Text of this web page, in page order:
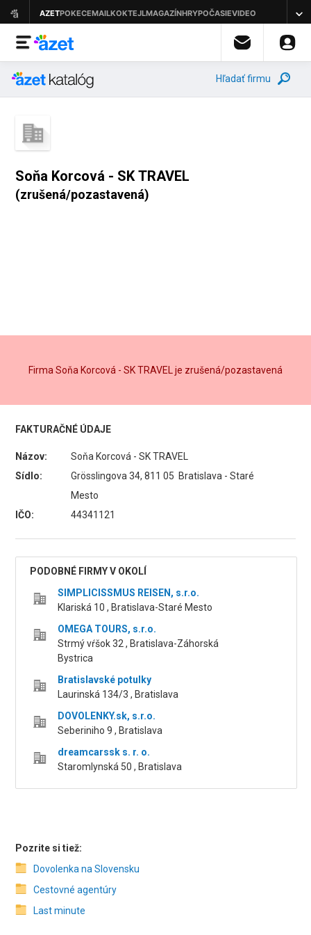
Hľadať firmu
Soňa Korcová - SK TRAVEL
(zrušená/pozastavená)
Firma Soňa Korcová - SK TRAVEL je zrušená/pozastavená
FAKTURAČNÉ ÚDAJE
Názov:
Soňa Korcová - SK TRAVEL
Sídlo:
Grösslingova 34, 811 05 Bratislava - Staré
Mesto
IČO:
44341121
PODOBNÉ FIRMY V OKOLÍ
SIMPLICISSMUS REISEN, s.r.o.
Klariská 10 , Bratislava-Staré Mesto
OMEGA TOURS, s.r.o.
Strmý vŕšok 32 , Bratislava-Záhorská
Bystrica
Bratislavské potulky
Laurinská 134/3 , Bratislava
DOVOLENKY.sk, s.r.o.
Seberiniho 9 , Bratislava
dreamcarssk s. r. o.
Staromlynská 50 , Bratislava
Pozrite si tiež:
Dovolenka na Slovensku
Cestovné agentúry
Last minute